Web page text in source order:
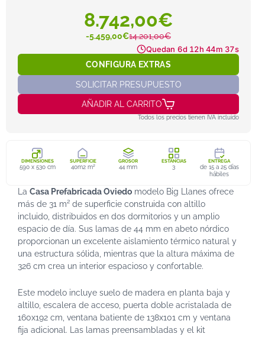
8.742,00€
-5.459,00€14.201,00€
Quedan 6d 12h 44m 36s
CONFIGURA EXTRAS
SOLICITAR PRESUPUESTO
AÑADIR AL CARRITO
Todos los precios tienen IVA incluido
DIMENSIONES
590 x 530 cm
SUPERFICIE
40m2 m²
GROSOR
44 mm
ESTANCIAS
3
ENTREGA
de 15 a 25 días
hábiles
La Casa Prefabricada Oviedo modelo Big Llanes ofrece
más de 31 m² de superficie construida con altillo
incluido, distribuidos en dos dormitorios y un amplio
espacio de día. Sus lamas de 44 mm en abeto nórdico
proporcionan un excelente aislamiento térmico natural y
una estructura sólida, mientras que la altura máxima de
326 cm crea un interior espacioso y confortable.
Este modelo incluye suelo de madera en planta baja y
altillo, escalera de acceso, puerta doble acristalada de
160x192 cm, ventana batiente de 138x101 cm y ventana
fija adicional. Las lamas preensambladas y el kit